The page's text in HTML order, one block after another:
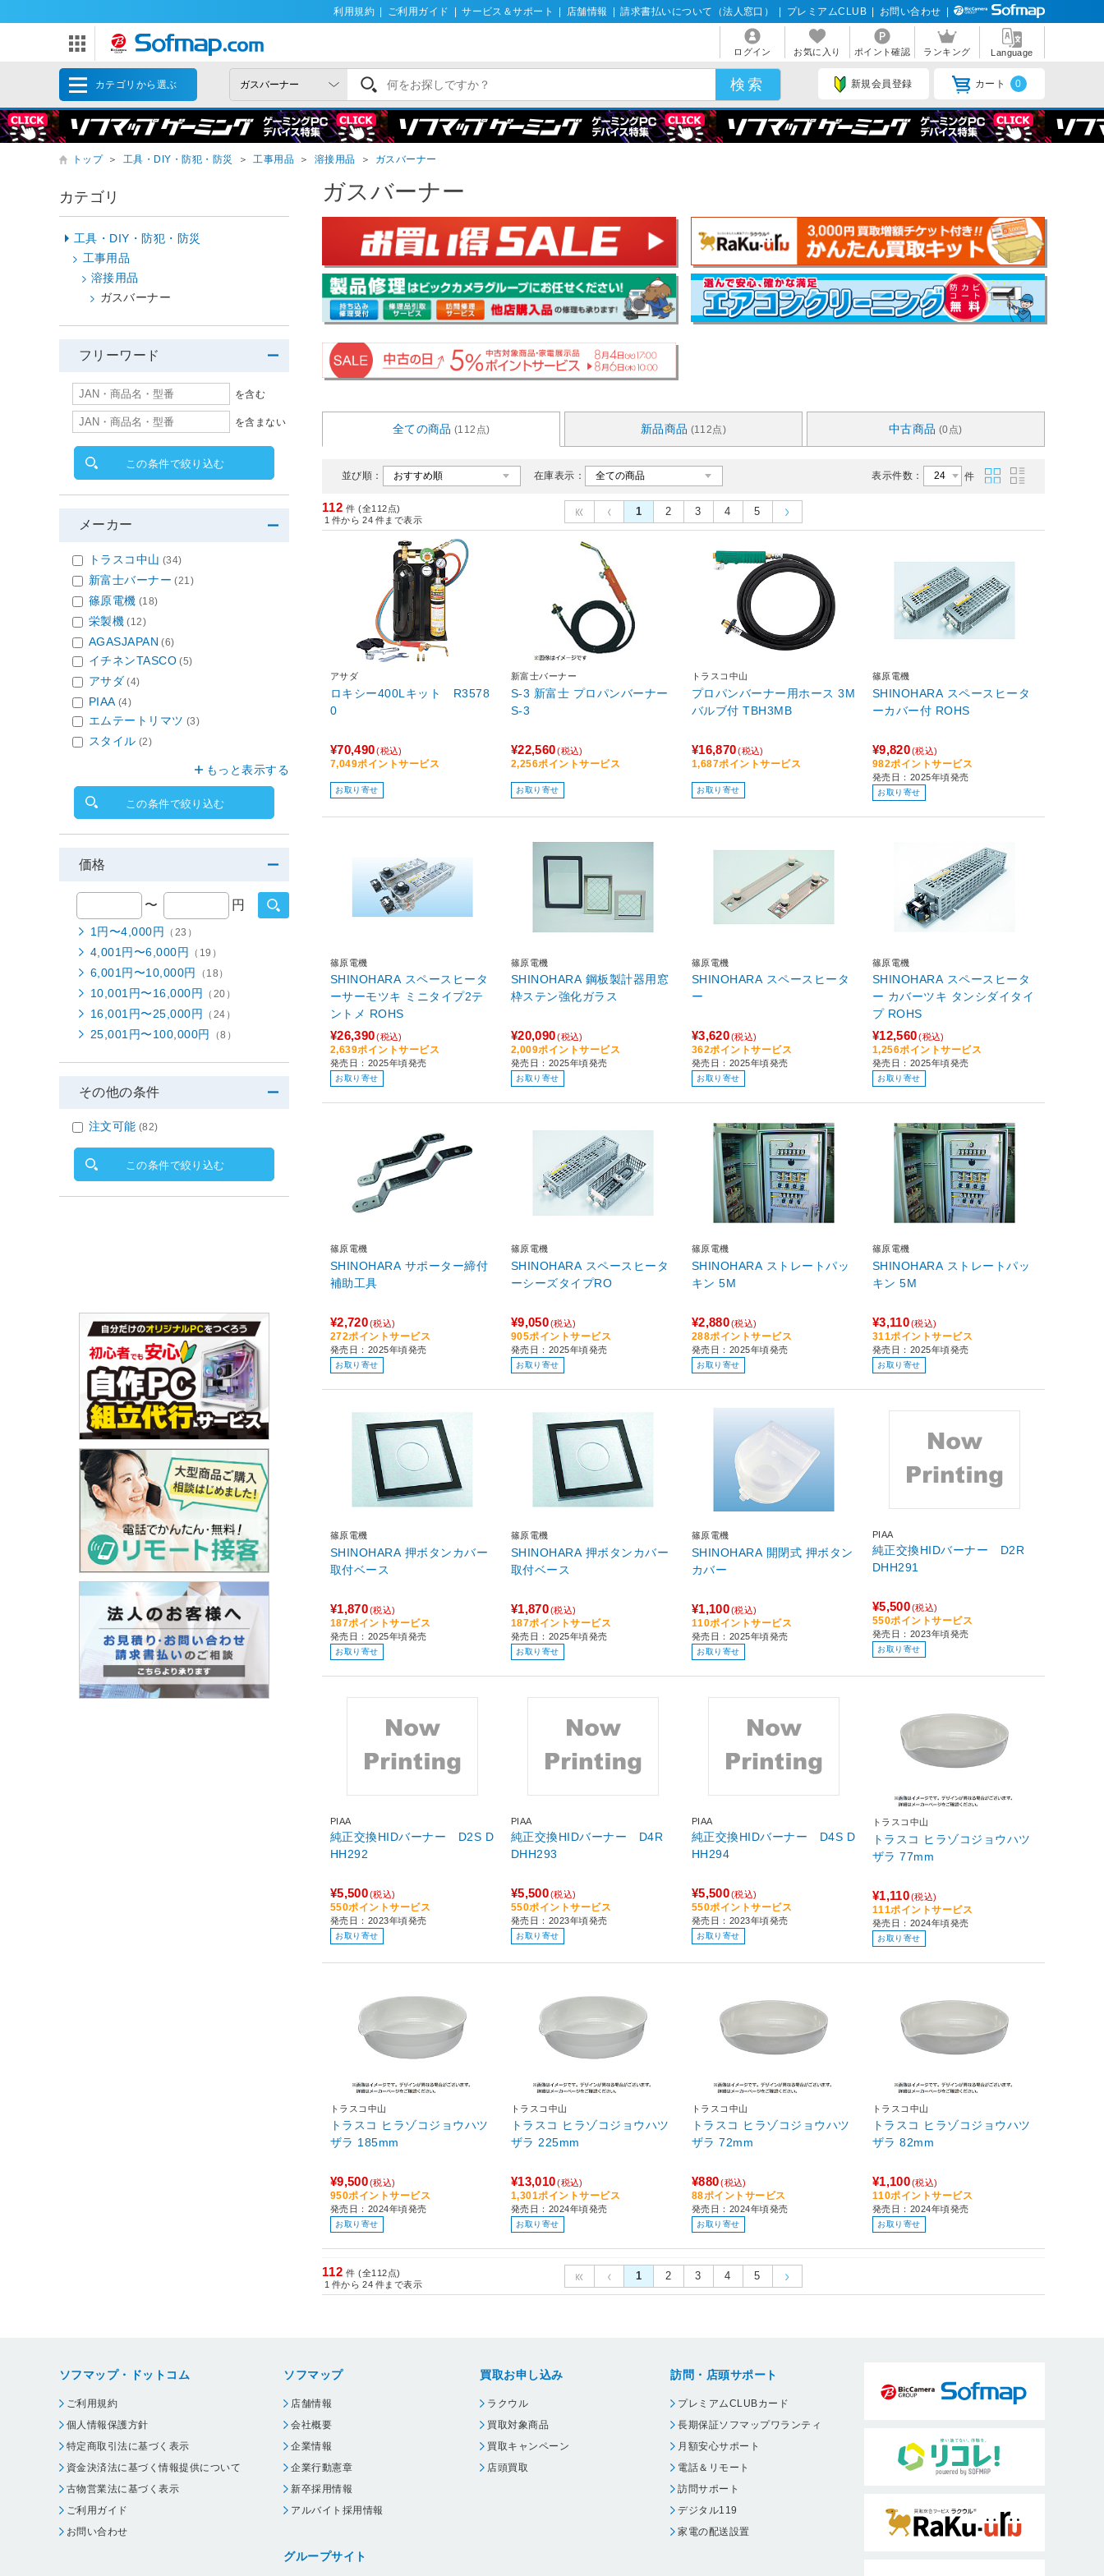
利用規約 ご利用ガイド サービス＆サポート 店舗情報 請求書払いについて（法人窓口） プレミアムCLUB お問い合わせ
ログイン お気に入り ポイント確認 ランキング Language
カテゴリから選ぶ 新規会員登録 カート 0
トップ ＞ 工具・DIY・防犯・防災 ＞ 工事用品 ＞ 溶接用品 ＞ ガスバーナー
ガスバーナー
全ての商品 (112点) 新品商品 (112点) 中古商品 (0点)
並び順： 在庫表示： 表示件数： 件
112 件 (全112点)
1 件から 24 件まで表示
1 2 3 4 5
アサダ
ロキシー400Lキット R3578
0
¥70,490(税込)
7,049ポイントサービス
お取り寄せ
新富士バーナー
S-3 新富士 プロパンバーナー
S-3
¥22,560(税込)
2,256ポイントサービス
お取り寄せ
トラスコ中山
プロパンバーナー用ホース 3M
バルブ付 TBH3MB
¥16,870(税込)
1,687ポイントサービス
お取り寄せ
篠原電機
SHINOHARA スペースヒータ
ーカバー付 ROHS
¥9,820(税込)
982ポイントサービス
発売日：2025年頃発売
お取り寄せ
篠原電機
SHINOHARA スペースヒータ
ーサーモツキ ミニタイプ2テ
ントメ ROHS
¥26,390(税込)
2,639ポイントサービス
発売日：2025年頃発売
お取り寄せ
篠原電機
SHINOHARA 鋼板製計器用窓
枠ステン強化ガラス
¥20,090(税込)
2,009ポイントサービス
発売日：2025年頃発売
お取り寄せ
篠原電機
SHINOHARA スペースヒータ
ー
¥3,620(税込)
362ポイントサービス
発売日：2025年頃発売
お取り寄せ
篠原電機
SHINOHARA スペースヒータ
ー カバーツキ タンシダイタイ
プ ROHS
¥12,560(税込)
1,256ポイントサービス
発売日：2025年頃発売
お取り寄せ
篠原電機
SHINOHARA サポーター締付
補助工具
¥2,720(税込)
272ポイントサービス
発売日：2025年頃発売
お取り寄せ
篠原電機
SHINOHARA スペースヒータ
ーシーズタイプRO
¥9,050(税込)
905ポイントサービス
発売日：2025年頃発売
お取り寄せ
篠原電機
SHINOHARA ストレートパッ
キン 5M
¥2,880(税込)
288ポイントサービス
発売日：2025年頃発売
お取り寄せ
篠原電機
SHINOHARA ストレートパッ
キン 5M
¥3,110(税込)
311ポイントサービス
発売日：2025年頃発売
お取り寄せ
篠原電機
SHINOHARA 押ボタンカバー
取付ベース
¥1,870(税込)
187ポイントサービス
発売日：2025年頃発売
お取り寄せ
篠原電機
SHINOHARA 押ボタンカバー
取付ベース
¥1,870(税込)
187ポイントサービス
発売日：2025年頃発売
お取り寄せ
篠原電機
SHINOHARA 開閉式 押ボタン
カバー
¥1,100(税込)
110ポイントサービス
発売日：2025年頃発売
お取り寄せ
PIAA
純正交換HIDバーナー D2R
DHH291
¥5,500(税込)
550ポイントサービス
発売日：2023年頃発売
お取り寄せ
PIAA
純正交換HIDバーナー D2S D
HH292
¥5,500(税込)
550ポイントサービス
発売日：2023年頃発売
お取り寄せ
PIAA
純正交換HIDバーナー D4R
DHH293
¥5,500(税込)
550ポイントサービス
発売日：2023年頃発売
お取り寄せ
PIAA
純正交換HIDバーナー D4S D
HH294
¥5,500(税込)
550ポイントサービス
発売日：2023年頃発売
お取り寄せ
トラスコ中山
トラスコ ヒラゾコジョウハツ
ザラ 77mm
¥1,110(税込)
111ポイントサービス
発売日：2024年頃発売
お取り寄せ
トラスコ中山
トラスコ ヒラゾコジョウハツ
ザラ 185mm
¥9,500(税込)
950ポイントサービス
発売日：2024年頃発売
お取り寄せ
トラスコ中山
トラスコ ヒラゾコジョウハツ
ザラ 225mm
¥13,010(税込)
1,301ポイントサービス
発売日：2024年頃発売
お取り寄せ
トラスコ中山
トラスコ ヒラゾコジョウハツ
ザラ 72mm
¥880 (税込)
88ポイントサービス
発売日：2024年頃発売
お取り寄せ
トラスコ中山
トラスコ ヒラゾコジョウハツ
ザラ 82mm
¥1,100(税込)
110ポイントサービス
発売日：2024年頃発売
お取り寄せ
112 件 (全112点)
1 件から 24 件まで表示
1 2 3 4 5
カテゴリ
工具・DIY・防犯・防災
工事用品
溶接用品
ガスバーナー
フリーワード
を含む
を含まない
この条件で絞り込む
メーカー
トラスコ中山 (34)
新富士バーナー (21)
篠原電機 (18)
栄製機 (12)
AGASJAPAN (6)
イチネンTASCO (5)
アサダ (4)
PIAA (4)
エムテートリマツ (3)
スタイル (2)
もっと表示する
この条件で絞り込む
価格
〜 円
1円〜4,000円 （23）
4,001円〜6,000円 （19）
6,001円〜10,000円 （18）
10,001円〜16,000円 （20）
16,001円〜25,000円 （24）
25,001円〜100,000円 （8）
その他の条件
注文可能 (82)
この条件で絞り込む
ソフマップ・ドットコム
ご利用規約
個人情報保護方針
特定商取引法に基づく表示
資金決済法に基づく情報提供について
古物営業法に基づく表示
ご利用ガイド
お問い合わせ
ソフマップ
店舗情報
会社概要
企業情報
企業行動憲章
新卒採用情報
アルバイト採用情報
グループサイト
買取お申し込み
ラクウル
買取対象商品
買取キャンペーン
店頭買取
訪問・店頭サポート
プレミアムCLUBカード
長期保証ソフマップワランティ
月額安心サポート
電話＆リモート
訪問サポート
デジタル119
家電の配送設置